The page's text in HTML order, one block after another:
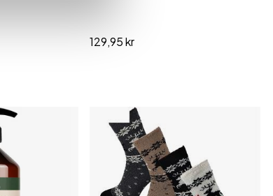
129,95 kr